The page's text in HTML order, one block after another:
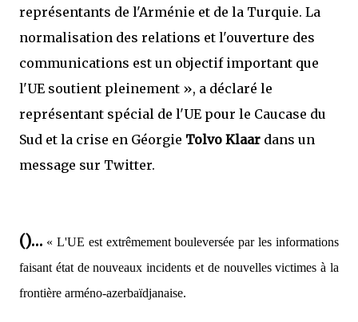
représentants de l'Arménie et de la Turquie. La
normalisation des relations et l'ouverture des
communications est un objectif important que
l'UE soutient pleinement », a déclaré le
représentant spécial de l'UE pour le Caucase du
Sud et la crise en Géorgie Tolvo Klaar dans un
message sur Twitter.
()… « L'UE est extrêmement bouleversée par les informations
faisant état de nouveaux incidents et de nouvelles victimes à la
frontière arméno-azerbaïdjanaise.